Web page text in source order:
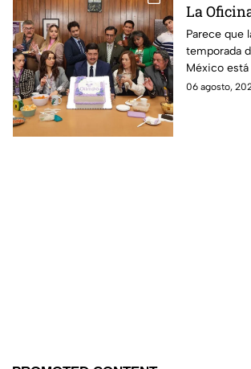
La
detalle
entre los
Parece que
temporada
México está
cerca, pues
06 agosto,